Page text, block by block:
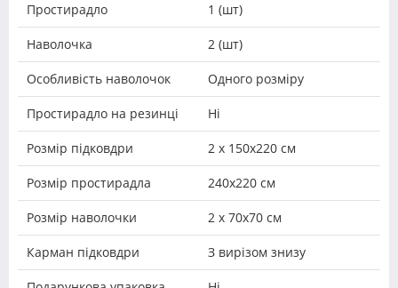
Простирадло 1 (шт)
Наволочка 2 (шт)
Особливість наволочок Одного розміру
Простирадло на резинці Ні
Розмір підковдри 2 х 150х220 см
Розмір простирадла 240х220 см
Розмір наволочки 2 х 70х70 см
Карман підковдри З вирізом знизу